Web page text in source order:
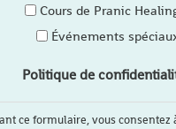
Cours de Pranic
Événements
Politique de
ce formulaire, vous consentez